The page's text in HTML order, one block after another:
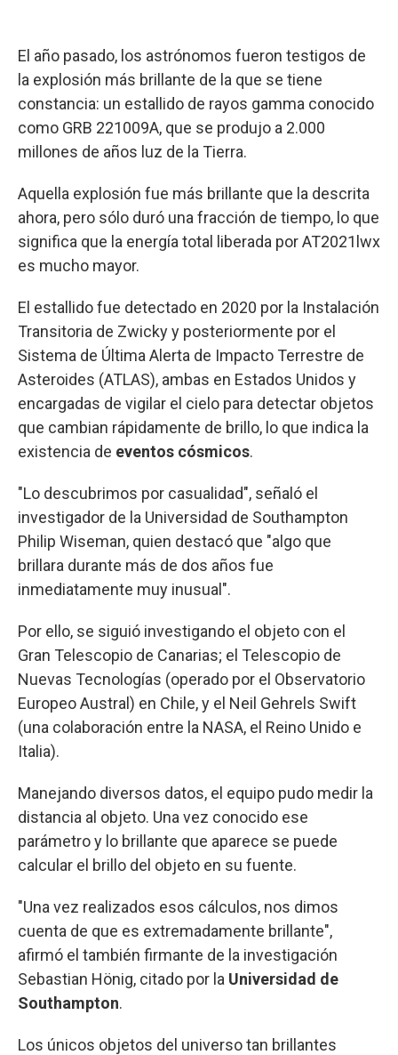
El año pasado, los astrónomos fueron testigos de
la explosión más brillante de la que se tiene
constancia: un estallido de rayos gamma conocido
como GRB 221009A, que se produjo a 2.000
millones de años luz de la Tierra.
Aquella explosión fue más brillante que la descrita
ahora, pero sólo duró una fracción de tiempo, lo que
significa que la energía total liberada por AT2021lwx
es mucho mayor.
El estallido fue detectado en 2020 por la Instalación
Transitoria de Zwicky y posteriormente por el
Sistema de Última Alerta de Impacto Terrestre de
Asteroides (ATLAS), ambas en Estados Unidos y
encargadas de vigilar el cielo para detectar objetos
que cambian rápidamente de brillo, lo que indica la
existencia de eventos cósmicos.
"Lo descubrimos por casualidad", señaló el
investigador de la Universidad de Southampton
Philip Wiseman, quien destacó que "algo que
brillara durante más de dos años fue
inmediatamente muy inusual".
Por ello, se siguió investigando el objeto con el
Gran Telescopio de Canarias; el Telescopio de
Nuevas Tecnologías (operado por el Observatorio
Europeo Austral) en Chile, y el Neil Gehrels Swift
(una colaboración entre la NASA, el Reino Unido e
Italia).
Manejando diversos datos, el equipo pudo medir la
distancia al objeto. Una vez conocido ese
parámetro y lo brillante que aparece se puede
calcular el brillo del objeto en su fuente.
"Una vez realizados esos cálculos, nos dimos
cuenta de que es extremadamente brillante",
afirmó el también firmante de la investigación
Sebastian Hönig, citado por la Universidad de
Southampton.
Los únicos objetos del universo tan brillantes